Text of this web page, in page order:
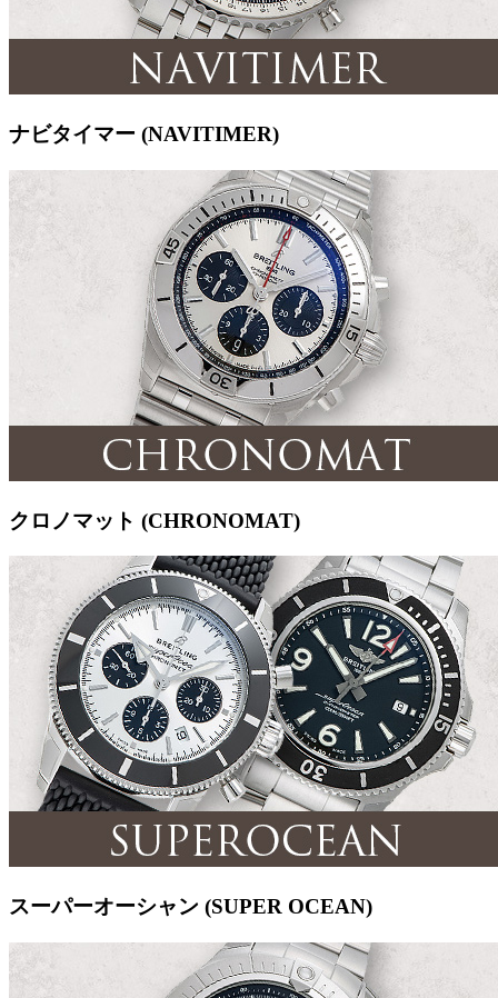
ナビタイマー (NAVITIMER)
クロノマット (CHRONOMAT)
スーパーオーシャン (SUPER OCEAN)